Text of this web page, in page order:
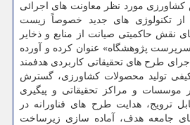
مورد نظر معاونت های اجرائی
از تکنولوژی های جدید خصوصاً زیست
نقش حاکمیتی صیانت از منابع و ذخایر
پژوهشگاه» عنوان کرده و آورده
طرح های تحقیقاتی کاربردی هدفمند
تولید محصولات کشاورزی، گسترش
موسسات و مراکز تحقیقاتی و پیگیری
ترویج، هدایت طرح های فناورانه در
جامعه هدف، آماده سازی زیرساخت